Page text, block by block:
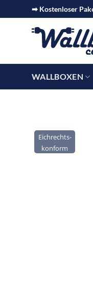
➡ Kostenloser
WALLBOXEN
Eichrechts-
konform